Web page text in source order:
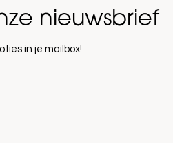
nieuwsbrief
in je mailbox!